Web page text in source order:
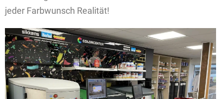
jeder Farbwunsch Realität!